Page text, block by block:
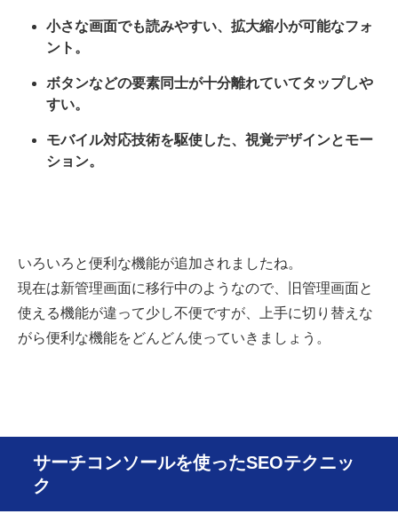
小さな画面でも読みやすい、拡大縮小が可能なフォ
ント。
ボタンなどの要素同士が十分離れていてタップしや
すい。
モバイル対応技術を駆使した、視覚デザインとモー
ション。
いろいろと便利な機能が追加されましたね。
現在は新管理画面に移行中のようなので、旧管理画面と
使える機能が違って少し不便ですが、上手に切り替えな
がら便利な機能をどんどん使っていきましょう。
サーチコンソールを使ったSEOテクニッ
ク